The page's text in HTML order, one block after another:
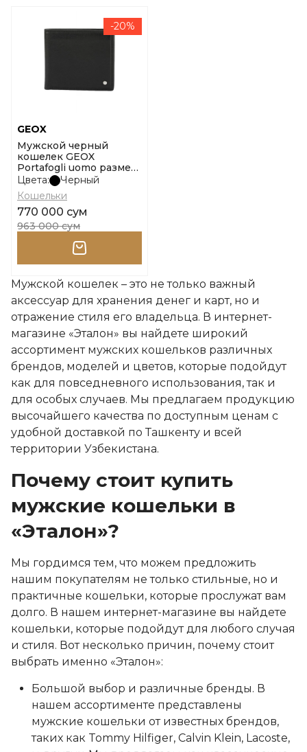
-20%
GEOX
Мужской черный
кошелек GEOX
Portafogli uomo размер
only
Цвета:
Черный
Кошельки
770 000 сум
963 000 сум
Мужской кошелек – это не только важный
аксессуар для хранения денег и карт, но и
отражение стиля его владельца. В интернет-
магазине «Эталон» вы найдете широкий
ассортимент мужских кошельков различных
брендов, моделей и цветов, которые подойдут
как для повседневного использования, так и
для особых случаев. Мы предлагаем продукцию
высочайшего качества по доступным ценам с
удобной доставкой по Ташкенту и всей
территории Узбекистана.
Почему стоит купить
мужские кошельки в
«Эталон»?
Мы гордимся тем, что можем предложить
нашим покупателям не только стильные, но и
практичные кошельки, которые прослужат вам
долго. В нашем интернет-магазине вы найдете
кошельки, которые подойдут для любого случая
и стиля. Вот несколько причин, почему стоит
выбрать именно «Эталон»:
Большой выбор и различные бренды. В
нашем ассортименте представлены
мужские кошельки от известных брендов,
таких как Tommy Hilfiger, Calvin Klein, Lacoste,